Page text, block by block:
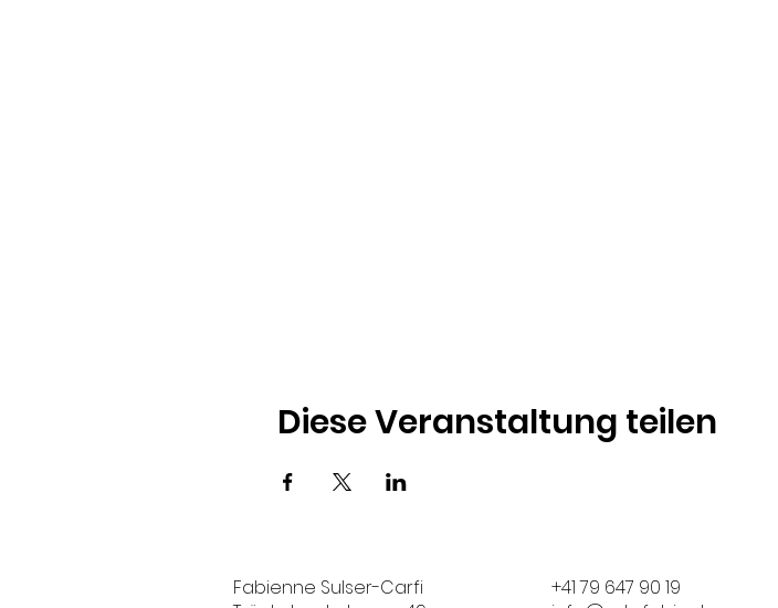
Diese Veranstaltung teilen
Fabienne Sulser-Carfi
+41 79 647 90 19